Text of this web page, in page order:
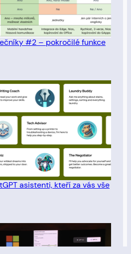
#2 – pokročilé funkce
asistenti, kteří za vás vše